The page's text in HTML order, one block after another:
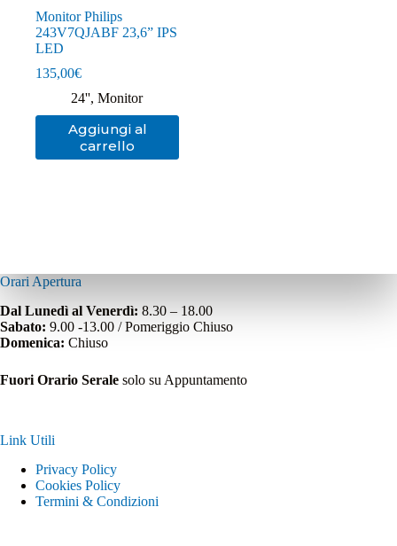
Monitor Philips
243V7QJABF 23,6” IPS
LED
135,00€
24'', Monitor
Aggiungi al
carrello
Orari Apertura
Dal Lunedì al Venerdì: 8.30 – 18.00
Sabato: 9.00 -13.00 / Pomeriggio Chiuso
Domenica: Chiuso
Fuori Orario Serale solo su Appuntamento
Link Utili
Privacy Policy
Cookies Policy
Termini & Condizioni